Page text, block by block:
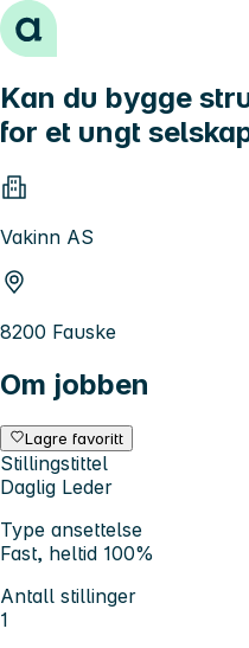
Hopp til innhold
Kan du bygge
for et ungt
Vakinn AS
8200 Fauske
Om jobben
Lagre favoritt
Stillingstittel
Daglig Leder
Type ansettelse
Fast, heltid 100%
Antall stillinger
1